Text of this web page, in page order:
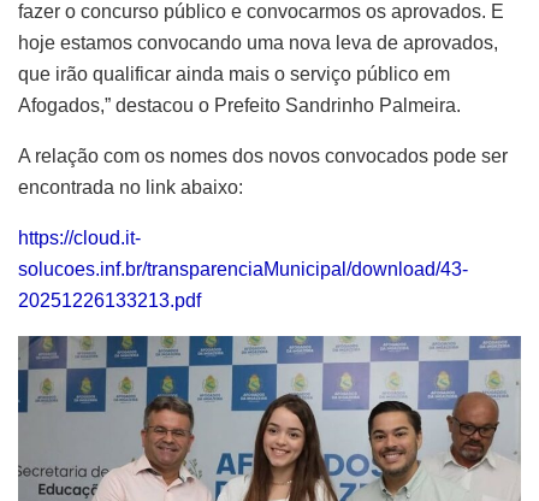
fazer o concurso público e convocarmos os aprovados. E
hoje estamos convocando uma nova leva de aprovados,
que irão qualificar ainda mais o serviço público em
Afogados,” destacou o Prefeito Sandrinho Palmeira.
A relação com os nomes dos novos convocados pode ser
encontrada no link abaixo:
https://cloud.it-
solucoes.inf.br/transparenciaMunicipal/download/43-
20251226133213.pdf